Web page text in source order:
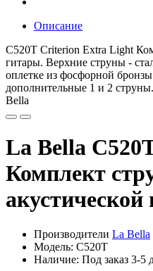
Описание
C520T Criterion Extra Light
гитары. Верхние струны -
оплетке из фосфорной
дополнительные 1 и 2
Bella
La Bella
Комплект
Производители La Bella
Модель: C520T
Наличие: Под заказ 3-5